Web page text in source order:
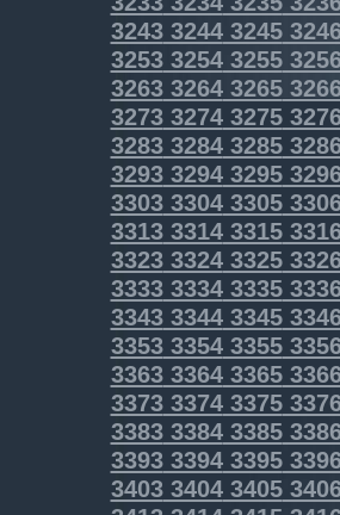
324332443245
325332543255
326332643265
327332743275
328332843285
329332943295
330333043305
331333143315
332333243325
333333343335
334333443345
335333543355
336333643365
337333743375
338333843385
339333943395
340334043405